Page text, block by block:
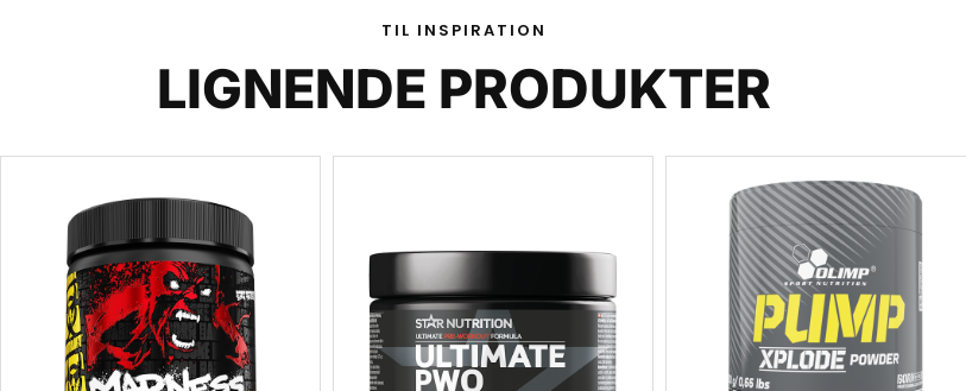
TIL INSPIRATION
LIGNENDE PRODUKTER